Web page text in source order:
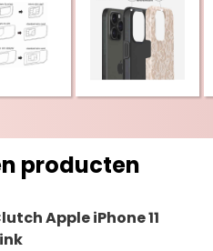
producten
Apple iPhone 11